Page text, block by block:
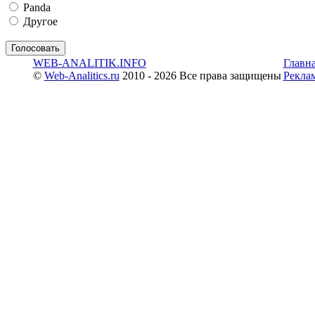
Panda
Другое
WEB-ANALITIK.INFO
© Web-Analitics.ru 2010 - 2026 Все права защищены